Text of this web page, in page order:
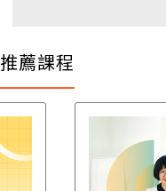
推薦課程